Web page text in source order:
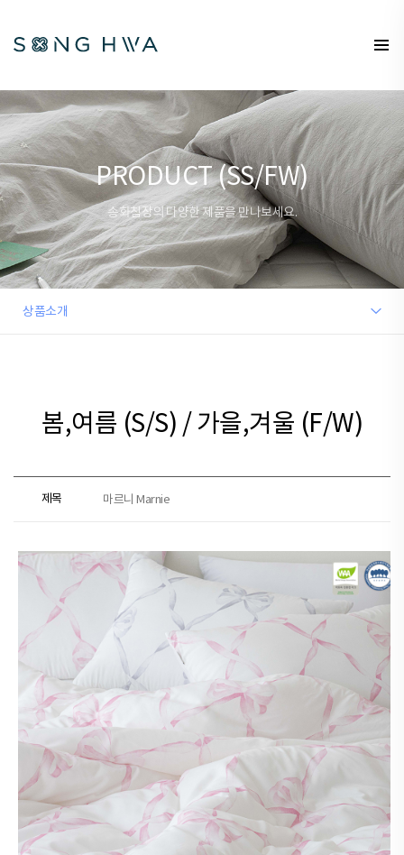
PRODUCT (SS/FW)
송화침장의 다양한 제품을 만나보세요.
상품소개
봄,여름 (S/S) / 가을,겨울 (F/W)
제목 마르니 Marnie